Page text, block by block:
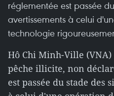
réglementée est passée
avertissements à celui
technologie
Hô Chi Minh-Ville
pêche illicite, non
est passée du stade des